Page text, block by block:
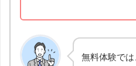
無料体験で